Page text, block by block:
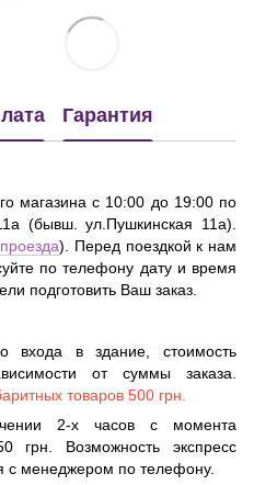
Гарантия
магазина с 10:00 до 19:00 по
(бывш. ул.Пушкинская 11а)
). Перед поездкой к нам
по телефону дату и время
подготовить Ваш заказ.
входа в здание, стоимость
от суммы заказа.
товаров 500 грн.
2-х часов с момента
грн. Возможность экспресс
с менеджером по телефону.